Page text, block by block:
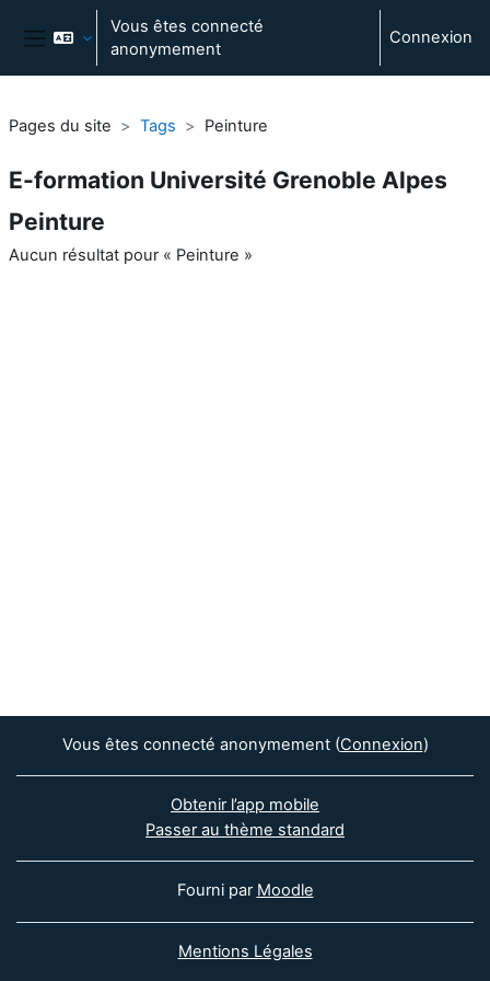
Passer au contenu principal
Panneau latéral
Vous êtes connecté
anonymement
Connexion
Pages du site Tags Peinture
E-formation Université Grenoble Alpes
Peinture
Aucun résultat pour « Peinture »
Vous êtes connecté anonymement (Connexion)
Obtenir l’app mobile
Passer au thème standard
Fourni par Moodle
Mentions Légales